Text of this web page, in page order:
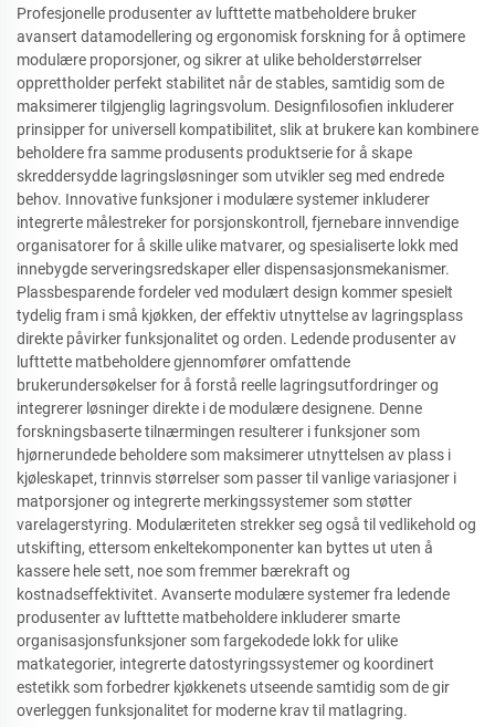
Profesjonelle produsenter av lufttette matbeholdere bruker
avansert datamodellering og ergonomisk forskning for å optimere
modulære proporsjoner, og sikrer at ulike beholderstørrelser
opprettholder perfekt stabilitet når de stables, samtidig som de
maksimerer tilgjenglig lagringsvolum. Designfilosofien inkluderer
prinsipper for universell kompatibilitet, slik at brukere kan kombinere
beholdere fra samme produsents produktserie for å skape
skreddersydde lagringsløsninger som utvikler seg med endrede
behov. Innovative funksjoner i modulære systemer inkluderer
integrerte målestreker for porsjonskontroll, fjernebare innvendige
organisatorer for å skille ulike matvarer, og spesialiserte lokk med
innebygde serveringsredskaper eller dispensasjonsmekanismer.
Plassbesparende fordeler ved modulært design kommer spesielt
tydelig fram i små kjøkken, der effektiv utnyttelse av lagringsplass
direkte påvirker funksjonalitet og orden. Ledende produsenter av
lufttette matbeholdere gjennomfører omfattende
brukerundersøkelser for å forstå reelle lagringsutfordringer og
integrerer løsninger direkte i de modulære designene. Denne
forskningsbaserte tilnærmingen resulterer i funksjoner som
hjørnerundede beholdere som maksimerer utnyttelsen av plass i
kjøleskapet, trinnvis størrelser som passer til vanlige variasjoner i
matporsjoner og integrerte merkingssystemer som støtter
varelagerstyring. Modulæriteten strekker seg også til vedlikehold og
utskifting, ettersom enkeltekomponenter kan byttes ut uten å
kassere hele sett, noe som fremmer bærekraft og
kostnadseffektivitet. Avanserte modulære systemer fra ledende
produsenter av lufttette matbeholdere inkluderer smarte
organisasjonsfunksjoner som fargekodede lokk for ulike
matkategorier, integrerte datostyringssystemer og koordinert
estetikk som forbedrer kjøkkenets utseende samtidig som de gir
overleggen funksjonalitet for moderne krav til matlagring.